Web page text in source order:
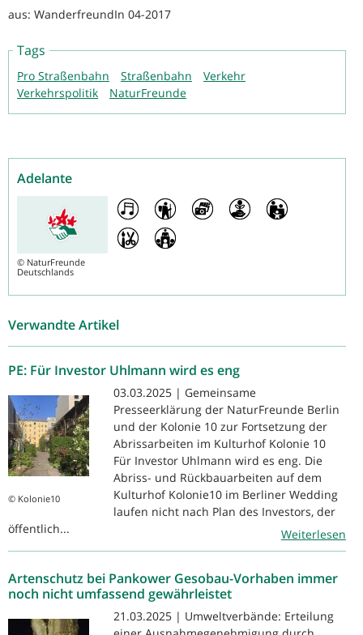
aus: WanderfreundIn 04-2017
Tags
Pro Straßenbahn Straßenbahn
Verkehr
Verkehrspolitik
NaturFreunde
Adelante
© NaturFreunde
Deutschlands
Verwandte Artikel
PE: Für Investor Uhlmann wird es eng
© Kolonie10
03.03.2025 | Gemeinsame
Presseerklärung der NaturFreunde Berlin
und der Kolonie 10 zur Fortsetzung der
Abrissarbeiten im Kulturhof Kolonie 10
Für Investor Uhlmann wird es eng. Die
Abriss- und Rückbauarbeiten auf dem
Kulturhof Kolonie10 im Berliner Wedding
laufen nicht nach Plan des Investors, der
öffentlich...
Weiterlesen
Artenschutz bei Pankower Gesobau-Vorhaben immer
noch nicht umfassend gewährleistet
21.03.2025 | Umweltverbände: Erteilung